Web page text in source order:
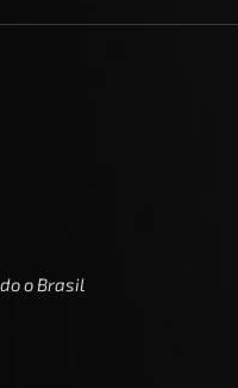
o Brasil